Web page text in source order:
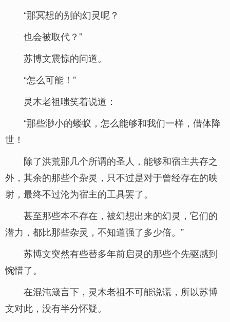
“那冥想的别的幻灵呢？
也会被取代？”
苏博文震惊的问道。
“怎么可能！”
灵木老祖嗤笑着说道：
“那些渺小的蝼蚁，怎么能够和我们一样，借体降
世！
除了洪荒那几个所谓的圣人，能够和宿主共存之
外，其余的那些个杂灵，只不过是对于曾经存在的映
射，最终不过沦为宿主的工具罢了。
甚至那些本不存在，被幻想出来的幻灵，它们的
潜力，都比那些杂灵，不知道强了多少倍。”
苏博文突然有些替多年前启灵的那些个先驱感到
惋惜了。
在混沌箴言下，灵木老祖不可能说谎，所以苏博
文对此，没有半分怀疑。